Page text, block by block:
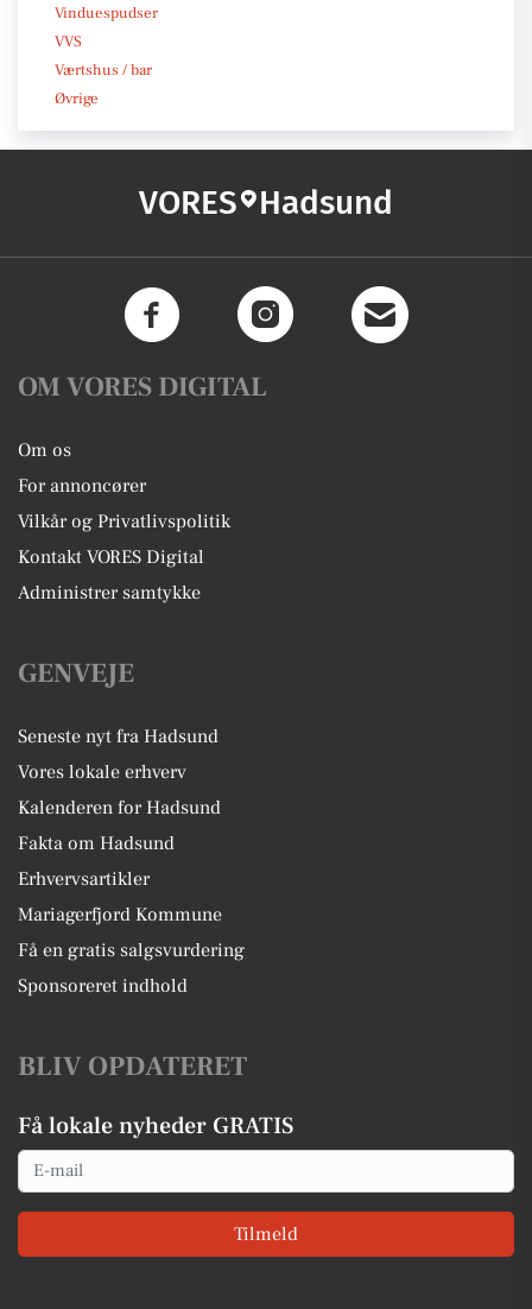
Vinduespudser
VVS
Værtshus / bar
Øvrige
VORES Hadsund
OM VORES DIGITAL
Om os
For annoncører
Vilkår og Privatlivspolitik
Kontakt VORES Digital
Administrer samtykke
GENVEJE
Seneste nyt fra Hadsund
Vores lokale erhverv
Kalenderen for Hadsund
Fakta om Hadsund
Erhvervsartikler
Mariagerfjord Kommune
Få en gratis salgsvurdering
Sponsoreret indhold
BLIV OPDATERET
Få lokale nyheder GRATIS
Email
Tilmeld